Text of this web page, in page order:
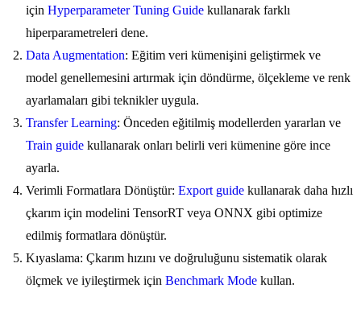
için Hyperparameter Tuning Guide kullanarak farklı
hiperparametreleri dene.
Data Augmentation: Eğitim veri kümenişini geliştirmek ve
model genellemesini artırmak için döndürme, ölçekleme ve renk
ayarlamaları gibi teknikler uygula.
Transfer Learning: Önceden eğitilmiş modellerden yararlan ve
Train guide kullanarak onları belirli veri kümenine göre ince
ayarla.
Verimli Formatlara Dönüştür: Export guide kullanarak daha hızlı
çkarım için modelini TensorRT veya ONNX gibi optimize
edilmiş formatlara dönüştür.
Kıyaslama: Çkarım hızını ve doğruluğunu sistematik olarak
ölçmek ve iyileştirmek için Benchmark Mode kullan.